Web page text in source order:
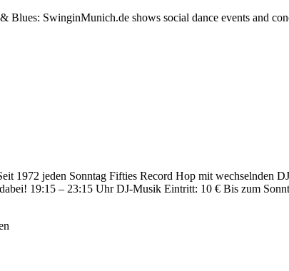
SwinginMunich.de shows social dance events and
1972 jeden Sonntag Fifties Record Hop mit
19:15 – 23:15 Uhr DJ-Musik Eintritt: 10 € Bis zum